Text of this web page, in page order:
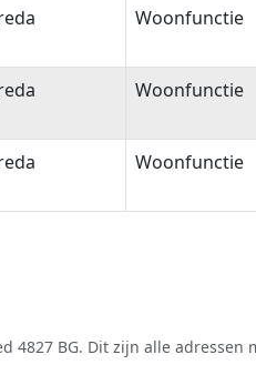
Woonfunctie
Woonfunctie
Woonfunctie
BG. Dit zijn alle adressen